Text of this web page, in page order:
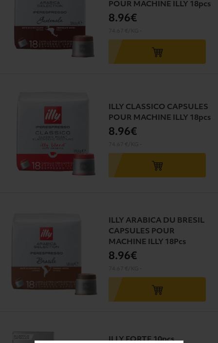
POUR MACHINE ILLY 18pcs
8.96€
ILLY CLASSICO CAPSULES
POUR MACHINE ILLY 18pcs
8.96€
ILLY ARABICA DU BRESIL
CAPSULES POUR
MACHINE ILLY 18Pcs
8.96€
ILLY FORTE 10pcs